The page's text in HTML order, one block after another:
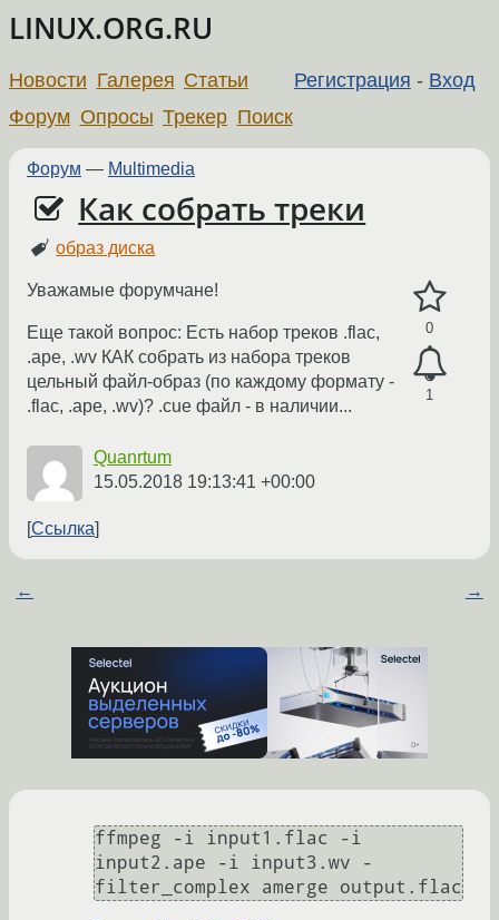
LINUX.ORG.RU
Регистрация - Вход
Новости Галерея Статьи
Форум Опросы Трекер Поиск
Форум — Multimedia
Как собрать треки
образ диска
0
1
Уважамые форумчане!
Еще такой вопрос: Есть набор треков .flac,
.ape, .wv КАК собрать из набора треков
цельный файл-образ (по каждому формату -
.flac, .ape, .wv)? .cue файл - в наличии...
Quanrtum
15.05.2018 19:13:41 +00:00
Ссылка
← →
ffmpeg -i input1.flac -i
input2.ape -i input3.wv -
filter_complex amerge output.flac